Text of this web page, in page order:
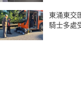
東涌東交
騎士多處